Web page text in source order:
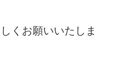
くお願いいたしま